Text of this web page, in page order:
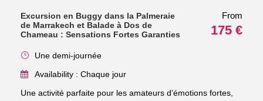
Excursion en Buggy dans la Palmeraie
de Marrakech et Balade à Dos de
Chameau : Sensations Fortes Garanties
From
175 €
Une demi-journée
Availability : Chaque jour
Une activité parfaite pour les amateurs d’émotions fortes,